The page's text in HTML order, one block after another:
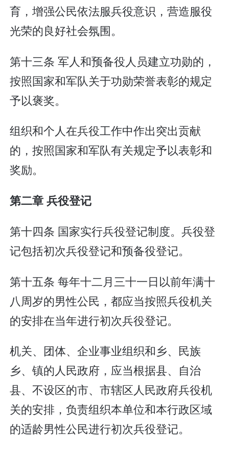
育，增强公民依法服兵役意识，营造服役
光荣的良好社会氛围。
第十三条 军人和预备役人员建立功勋的，
按照国家和军队关于功勋荣誉表彰的规定
予以褒奖。
组织和个人在兵役工作中作出突出贡献
的，按照国家和军队有关规定予以表彰和
奖励。
第二章 兵役登记
第十四条 国家实行兵役登记制度。兵役登
记包括初次兵役登记和预备役登记。
第十五条 每年十二月三十一日以前年满十
八周岁的男性公民，都应当按照兵役机关
的安排在当年进行初次兵役登记。
机关、团体、企业事业组织和乡、民族
乡、镇的人民政府，应当根据县、自治
县、不设区的市、市辖区人民政府兵役机
关的安排，负责组织本单位和本行政区域
的适龄男性公民进行初次兵役登记。